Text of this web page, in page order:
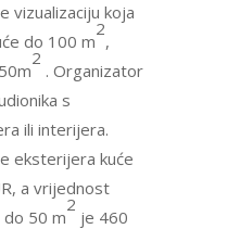
vizualizaciju koja
do 100 m
2
,
2
. Organizator
s
ili interijera.
eksterijera kuće
a vrijednost
50 m
2
je 460